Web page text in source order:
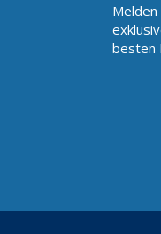
besten